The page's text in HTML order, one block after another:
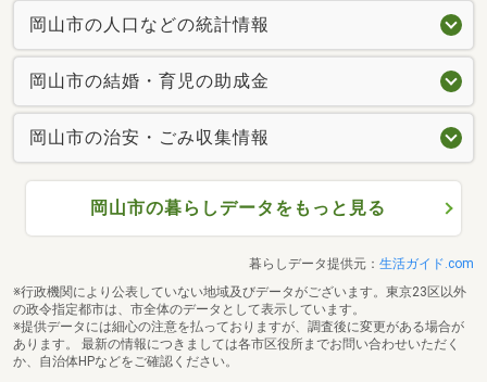
岡山市の人口などの統計情報
岡山市の結婚・育児の助成金
岡山市の治安・ごみ収集情報
岡山市の暮らしデータをもっと見る
暮らしデータ提供元： 生活ガイド.com
※行政機関により公表していない地域及びデータがございます。東京23区以外
の政令指定都市は、市全体のデータとして表示しています。
※提供データには細心の注意を払っておりますが、調査後に変更がある場合が
あります。 最新の情報につきましては各市区役所までお問い合わせいただく
か、自治体HPなどをご確認ください。